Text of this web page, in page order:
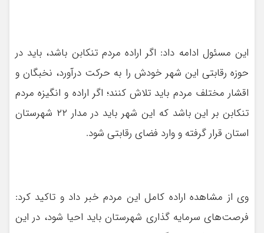
این مسئول ادامه داد: اگر اراده مردم تنکابن باشد، باید در
حوزه رقابتی این شهر خودش را به حرکت درآورد، نخبگان و
اقشار مختلف مردم باید تلاش کنند؛ اگر اراده و انگیزه مردم
تنکابن بر این باشد که این شهر باید در مدار ۲۲ شهرستان
استان قرار گرفته و وارد فضای رقابتی شود.
وی از مشاهده اراده کامل این مردم خبر داد و تاکید کرد:
فرصت‌های سرمایه گذاری شهرستان باید احیا شود، در این